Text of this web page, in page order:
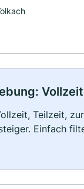
Teilzeit,
Einfach